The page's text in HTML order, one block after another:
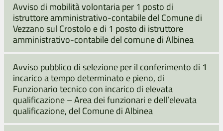
Avviso di mobilità volontaria per 1 posto di
istruttore amministrativo-contabile del Comune di
Vezzano sul Crostolo e di 1 posto di istruttore
amministrativo-contabile del comune di Albinea
Avviso pubblico di selezione per il conferimento di 1
incarico a tempo determinato e pieno, di
Funzionario tecnico con incarico di elevata
qualificazione – Area dei funzionari e dell’elevata
qualificazione, del Comune di Albinea